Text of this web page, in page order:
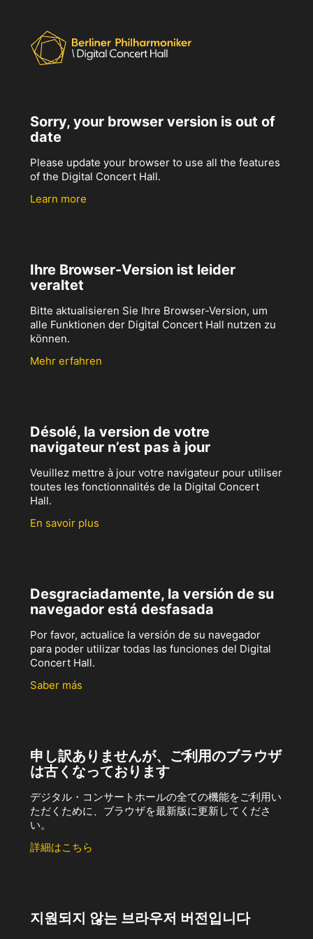
Sorry, your browser version is out of
date
Please update your browser to use all the features
of the Digital Concert Hall.
Learn more
Ihre Browser-Version ist leider
veraltet
Bitte aktualisieren Sie Ihre Browser-Version, um
alle Funktionen der Digital Concert Hall nutzen zu
können.
Mehr erfahren
Désolé, la version de votre
navigateur n’est pas à jour
Veuillez mettre à jour votre navigateur pour utiliser
toutes les fonctionnalités de la Digital Concert
Hall.
En savoir plus
Desgraciadamente, la versión de su
navegador está desfasada
Por favor, actualice la versión de su navegador
para poder utilizar todas las funciones del Digital
Concert Hall.
Saber más
申し訳ありませんが、ご利用のブラウザ
は古くなっております
デジタル・コンサートホールの全ての機能をご利用い
ただくために、ブラウザを最新版に更新してくださ
い。
詳細はこちら
지원되지 않는 브라우저 버전입니다